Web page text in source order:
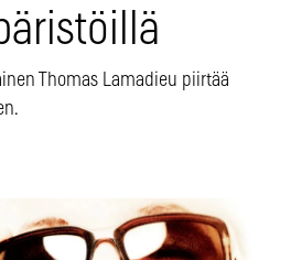
Thomas Lamadieu piirtää